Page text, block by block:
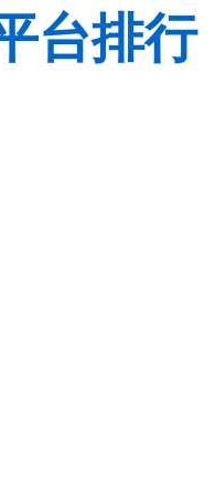
台排行